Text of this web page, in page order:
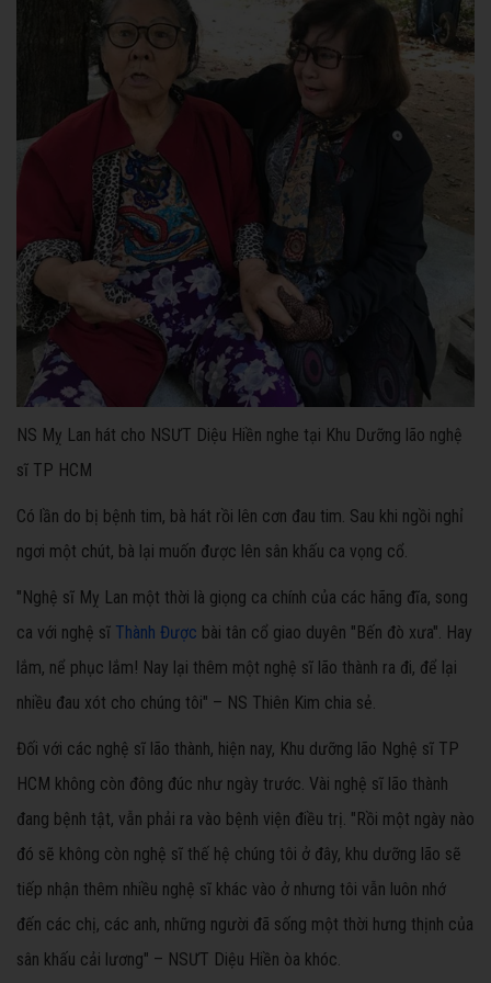
NS Mỵ Lan hát cho NSƯT Diệu Hiền nghe tại Khu Dưỡng lão nghệ
sĩ TP HCM
Có lần do bị bệnh tim, bà hát rồi lên cơn đau tim. Sau khi ngồi nghỉ
ngơi một chút, bà lại muốn được lên sân khấu ca vọng cổ.
"Nghệ sĩ Mỵ Lan một thời là giọng ca chính của các hãng đĩa, song
ca với nghệ sĩ Thành Được bài tân cổ giao duyên "Bến đò xưa". Hay
lắm, nể phục lắm! Nay lại thêm một nghệ sĩ lão thành ra đi, để lại
nhiều đau xót cho chúng tôi" – NS Thiên Kim chia sẻ.
Đối với các nghệ sĩ lão thành, hiện nay, Khu dưỡng lão Nghệ sĩ TP
HCM không còn đông đúc như ngày trước. Vài nghệ sĩ lão thành
đang bệnh tật, vẫn phải ra vào bệnh viện điều trị. "Rồi một ngày nào
đó sẽ không còn nghệ sĩ thế hệ chúng tôi ở đây, khu dưỡng lão sẽ
tiếp nhận thêm nhiều nghệ sĩ khác vào ở nhưng tôi vẫn luôn nhớ
đến các chị, các anh, những người đã sống một thời hưng thịnh của
sân khấu cải lương" – NSƯT Diệu Hiền òa khóc.